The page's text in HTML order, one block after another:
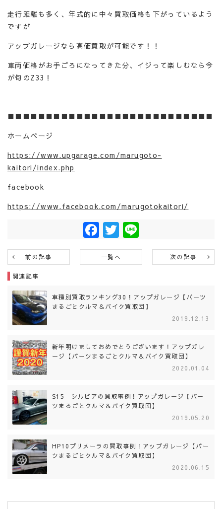
走行距離も多く、年式的に中々買取価格も下がっているよう
ですが
アップガレージなら高価買取が可能です！！
車両価格がお手ごろになってきた分、イジって楽しむなら今
が旬のZ33！
■■■■■■■■■■■■■■■■■■■■■■■■■■■
ホームページ
https://www.upgarage.com/marugoto-
kaitori/index.php
facebook
https://www.facebook.com/marugotokaitori/
Facebook
Twitter
前の記事 一覧へ 次の記事
関連記事
車種別買取ランキング30！アップガレージ【パーツ
まるごとクルマ＆バイク買取団】
2019.12.13
新年明けましておめでとうございます！アップガレ
ージ【パーツまるごとクルマ＆バイク買取団】
2020.01.04
S15 シルビアの買取事例！アップガレージ【パー
ツまるごとクルマ＆バイク買取団】
2019.05.20
HP10プリメーラの買取事例！アップガレージ【パー
ツまるごとクルマ＆バイク買取団】
2020.06.15